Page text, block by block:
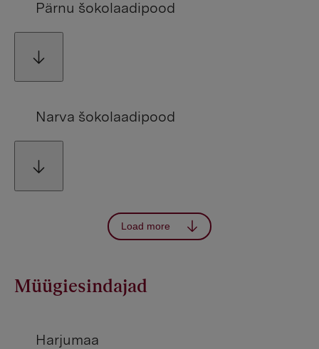
Pärnu šokolaadipood
Narva šokolaadipood
Load more
Müügiesindajad
Harjumaa